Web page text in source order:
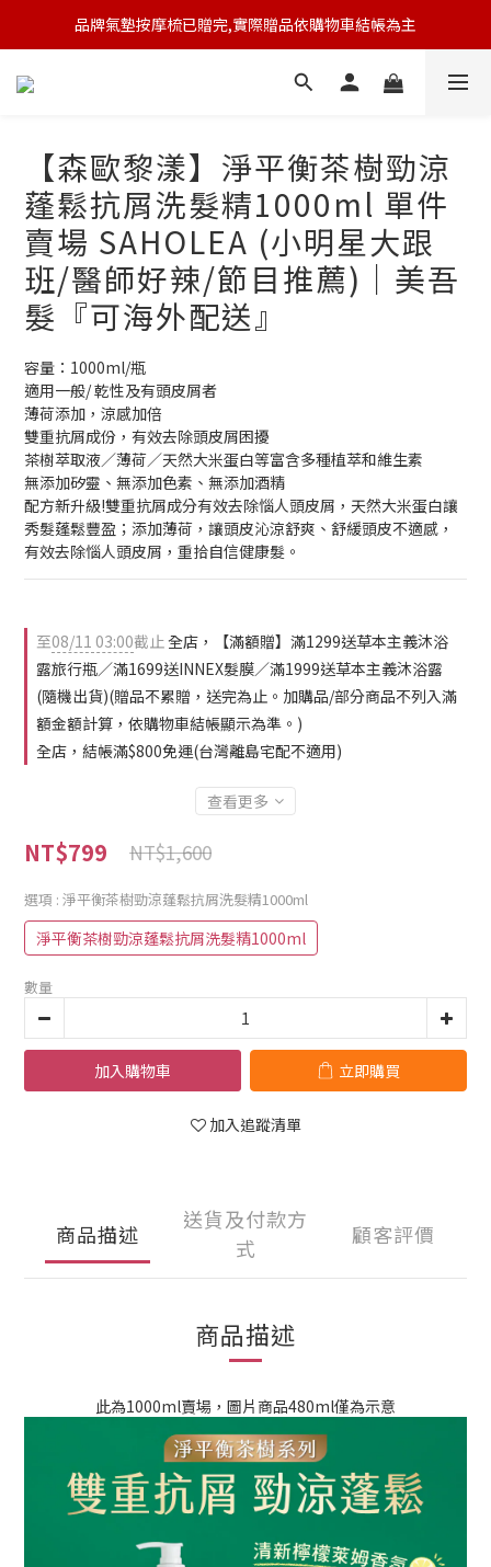
🆕 新會員註冊開卡送9折券 💰
品牌氣墊按摩梳已贈完,實際贈品依購物車結帳為主
🆕 新會員註冊開卡送9折券 💰
【森歐黎漾】淨平衡茶樹勁涼
蓬鬆抗屑洗髮精1000ml 單件
賣場 SAHOLEA (小明星大跟
班/醫師好辣/節目推薦)｜美吾
髮『可海外配送』
容量：1000ml/瓶
適用一般/ 乾性及有頭皮屑者
薄荷添加，涼感加倍
雙重抗屑成份，有效去除頭皮屑困擾
茶樹萃取液／薄荷／天然大米蛋白等富含多種植萃和維生素
無添加矽靈、無添加色素、無添加酒精
配方新升級!雙重抗屑成分有效去除惱人頭皮屑，天然大米蛋白讓
秀髮蓬鬆豐盈；添加薄荷，讓頭皮沁涼舒爽、舒緩頭皮不適感，
有效去除惱人頭皮屑，重拾自信健康髮。
至08/11 03:00截止全店，【滿額贈】滿1299送草本主義沐浴
露旅行瓶／滿1699送INNEX髮膜／滿1999送草本主義沐浴露
(隨機出貨)(贈品不累贈，送完為止。加購品/部分商品不列入滿
額金額計算，依購物車結帳顯示為準。)
全店，結帳滿$800免運(台灣離島宅配不適用)
查看更多
NT$799 NT$1,600
選項 : 淨平衡茶樹勁涼蓬鬆抗屑洗髮精1000ml
淨平衡茶樹勁涼蓬鬆抗屑洗髮精1000ml
數量
加入購物車 立即購買
加入追蹤清單
商品描述
送貨及付款方
式
顧客評價
商品描述
此為1000ml賣場，圖片商品480ml僅為示意